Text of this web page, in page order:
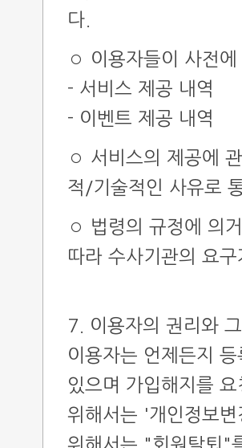
다.
◦ 이용자들이 사전
- 서비스 제공 내역
- 이벤트 제공 내역
◦ 서비스의 제공에
적/기술적인 사유로
◦ 법령의 규정에 의
따라 수사기관의 요
7. 이용자의 권리와
이용자는 언제든지
있으며 가입해지를
위해서는 '개인정보